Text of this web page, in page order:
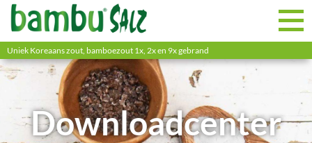
Uniek Koreaans zout, bamboezout 1x, 2x en 9x gebrand
Downloadcenter